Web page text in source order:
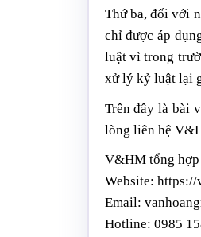
Thứ ba, đối với
chỉ được áp
luật vì trong
xử lý kỷ luật lại
Trên đây là bài
lòng liên hệ
V&HM tổng hợp
Website:
Email:
Hotline: 0985